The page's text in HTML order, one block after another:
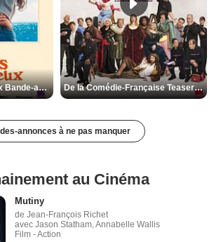
Les Matins merveilleux Bande-annonce VF De la Comédie-Française Teaser VF
annonces à ne pas manquer
au Cinéma
Mutiny
de Jean-François Richet
avec Jason Statham, Annabelle Wallis
Film - Action